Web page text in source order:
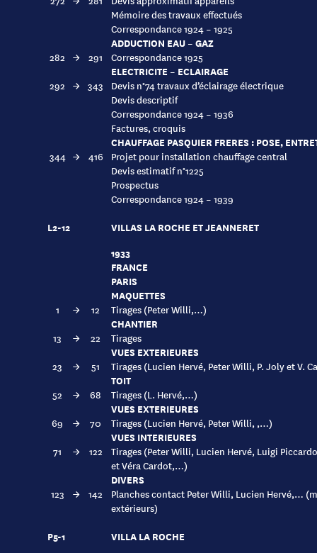
Mémoire des travaux effectués
Correspondance 1924 – 1925
ADDUCTION EAU – GAZ
282 → 291 Correspondance 1925
ELECTRICITE – ECLAIRAGE
292 → 343
Devis n°74 travaux d’éclairage électrique
Devis descriptif
Correspondance 1924 – 1936
Factures, croquis
CHAUFFAGE PASQUIER FRERES : POSE,
344 → 416
Projet pour installation chauffage central
Devis estimatif n°1225
Prospectus
Correspondance 1924 – 1939
L2-12
VILLAS LA ROCHE ET JEANNERET
1933
FRANCE
PARIS
MAQUETTES
1 → 12 Tirages (Peter Willi,…)
CHANTIER
13 → 22 Tirages
VUES EXTERIEURES
23 → 51 Tirages (Lucien Hervé, Peter Willi, P. Joly et V.
TOIT
52 → 68 Tirages (L. Hervé,…)
VUES EXTERIEURES
69 → 70 Tirages (Lucien Hervé, Peter Willi, ,…)
VUES INTERIEURES
71 → 122
Tirages (Peter Willi, Lucien Hervé, Luigi
et Véra Cardot,…)
DIVERS
123 → 142
Planches contact Peter Willi, Lucien Hervé,…
extérieurs)
P5-1
VILLA LA ROCHE